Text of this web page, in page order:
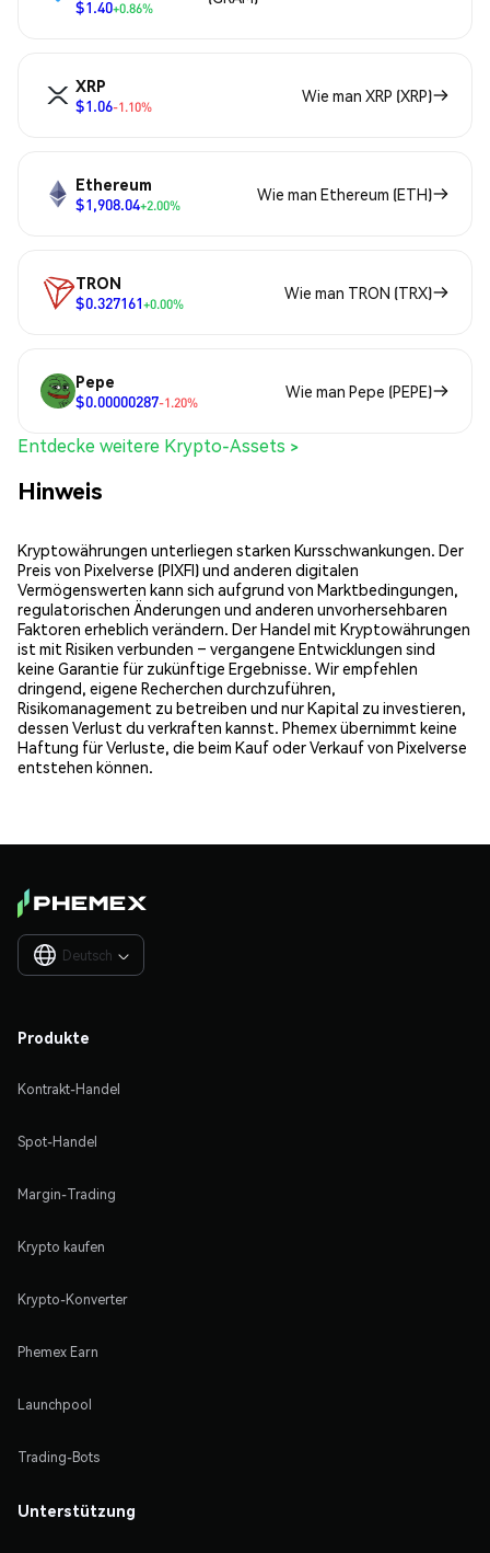
$1.40+0.86%
XRP
$1.06-1.10%
Wie man XRP (XRP)
Ethereum
$1,908.04+2.00%
Wie man Ethereum (ETH)
TRON
$0.327161+0.00%
Wie man TRON (TRX)
Pepe
$0.00000287-1.20%
Wie man Pepe (PEPE)
Entdecke weitere Krypto-Assets >
Hinweis
Kryptowährungen unterliegen starken Kursschwankungen. Der
Preis von Pixelverse (PIXFI) und anderen digitalen
Vermögenswerten kann sich aufgrund von Marktbedingungen,
regulatorischen Änderungen und anderen unvorhersehbaren
Faktoren erheblich verändern. Der Handel mit Kryptowährungen
ist mit Risiken verbunden – vergangene Entwicklungen sind
keine Garantie für zukünftige Ergebnisse. Wir empfehlen
dringend, eigene Recherchen durchzuführen,
Risikomanagement zu betreiben und nur Kapital zu investieren,
dessen Verlust du verkraften kannst. Phemex übernimmt keine
Haftung für Verluste, die beim Kauf oder Verkauf von Pixelverse
entstehen können.
Deutsch 
Produkte
Kontrakt-Handel
Spot-Handel
Margin-Trading
Krypto kaufen
Krypto-Konverter
Phemex Earn
Launchpool
Trading-Bots
Unterstützung